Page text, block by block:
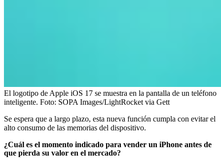
El logotipo de Apple iOS 17 se muestra en la pantalla de un teléfono
inteligente. Foto: SOPA Images/LightRocket via Gett
Se espera que a largo plazo, esta nueva función cumpla con evitar el
alto consumo de las memorias del dispositivo.
¿Cuál es el momento indicado para vender un iPhone antes de
que pierda su valor en el mercado?